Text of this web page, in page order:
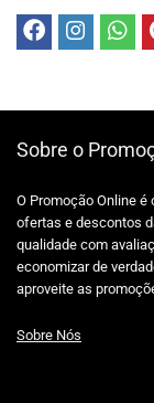
Sobre o
O Promoção Online
ofertas e descontos
qualidade com
economizar de
aproveite as
Sobre Nós